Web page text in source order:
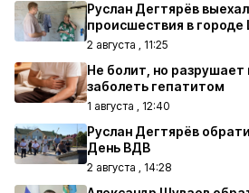
Руслан Дегтярёв
происшествия в
2 августа , 11:25
Не болит, но разрушает
заболеть гепатитом
1 августа , 12:40
Руслан Дегтярёв
День ВДВ
2 августа , 14:28